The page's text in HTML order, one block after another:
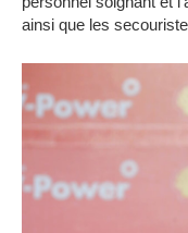
ainsi que les